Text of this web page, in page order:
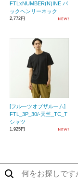
FTLxNUMBER(N)INE パ
ックヘンリーネック
2,772円
[フルーツオブザルーム]
FTL_3P_30/-天竺_TC_T
シャツ
1,925円